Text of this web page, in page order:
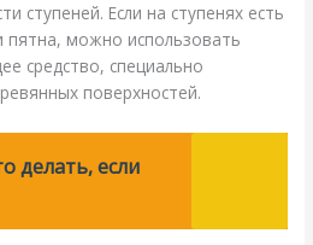
ступеней. Если на ступенях есть
пятна, можно использовать
средство, специально
поверхностей.
делать, если